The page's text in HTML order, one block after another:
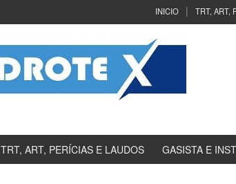
INICIO TRT, ART,
TRT, ART, PERÍCIAS E LAUDOS GASISTA E